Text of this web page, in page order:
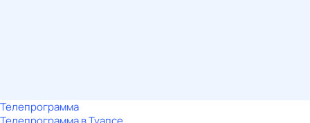
Телепрограмма